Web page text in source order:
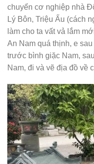
chuyển cơ nghiệp nhà
Lý Bôn, Triệu Ấu (cách
làm cho ta vất vả lắm
An Nam quá thịnh, e
trước bình giặc Nam,
Nam, đi và vẽ địa đồ về